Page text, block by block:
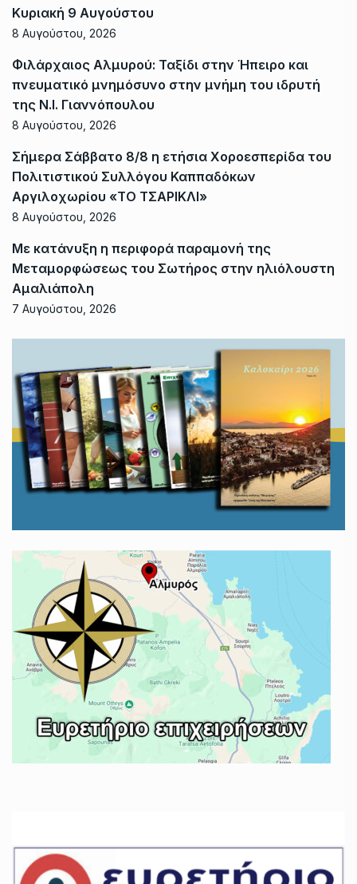
Κυριακή 9 Αυγούστου
8 Αυγούστου, 2026
Φιλάρχαιος Αλμυρού: Ταξίδι στην Ήπειρο και
πνευματικό μνημόσυνο στην μνήμη του ιδρυτή
της Ν.Ι. Γιαννόπουλου
8 Αυγούστου, 2026
Σήμερα Σάββατο 8/8 η ετήσια Χοροεσπερίδα του
Πολιτιστικού Συλλόγου Καππαδόκων
Αργιλοχωρίου «ΤΟ ΤΣΑΡΙΚΛΙ»
8 Αυγούστου, 2026
Με κατάνυξη η περιφορά παραμονή της
Μεταμορφώσεως του Σωτήρος στην ηλιόλουστη
Αμαλιάπολη
7 Αυγούστου, 2026